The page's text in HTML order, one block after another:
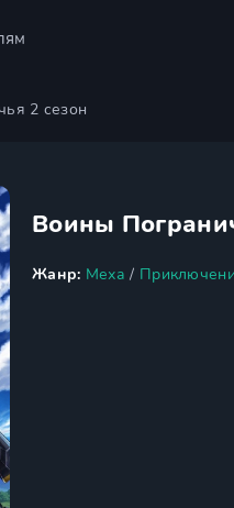
2 сезон
Воины
Жанр: Меха /